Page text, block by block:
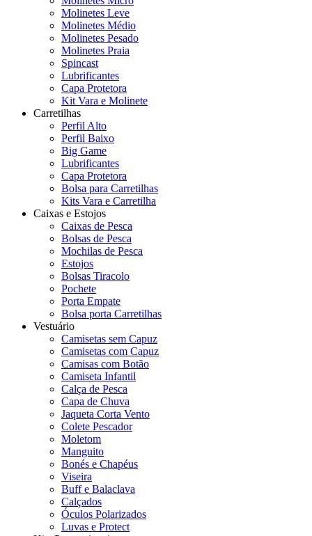
Molinetes Leve
Molinetes Médio
Molinetes Pesado
Molinetes Praia
Spincast
Lubrificantes
Capa Protetora
Kit Vara e Molinete
Carretilhas
Perfil Alto
Perfil Baixo
Big Game
Lubrificantes
Capa Protetora
Bolsa para Carretilhas
Kits Vara e Carretilha
Caixas e Estojos
Caixas de Pesca
Bolsas de Pesca
Mochilas de Pesca
Estojos
Bolsas Tiracolo
Pochete
Porta Empate
Bolsa porta Carretilhas
Vestuário
Camisetas sem Capuz
Camisetas com Capuz
Camisas com Botão
Camiseta Infantil
Calça de Pesca
Capa de Chuva
Jaqueta Corta Vento
Colete Pescador
Moletom
Manguito
Bonés e Chapéus
Viseira
Buff e Balaclava
Calçados
Óculos Polarizados
Luvas e Protect